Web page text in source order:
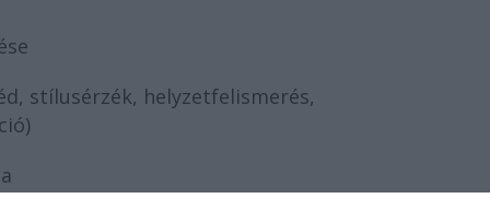
stílusérzék, helyzetfelismerés,